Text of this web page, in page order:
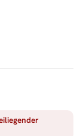
zuverlässig
Größen und